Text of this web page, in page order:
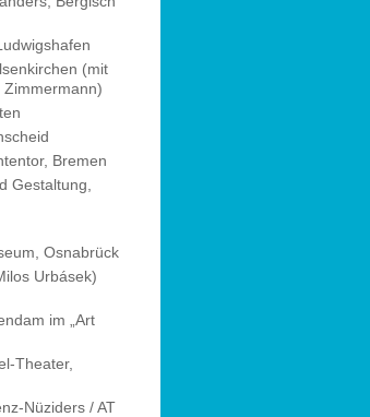
(mit
Zimmermann)
Bremen
Gestaltung,
Osnabrück
Urbásek)
im „Art
Theater,
Nüziders / AT